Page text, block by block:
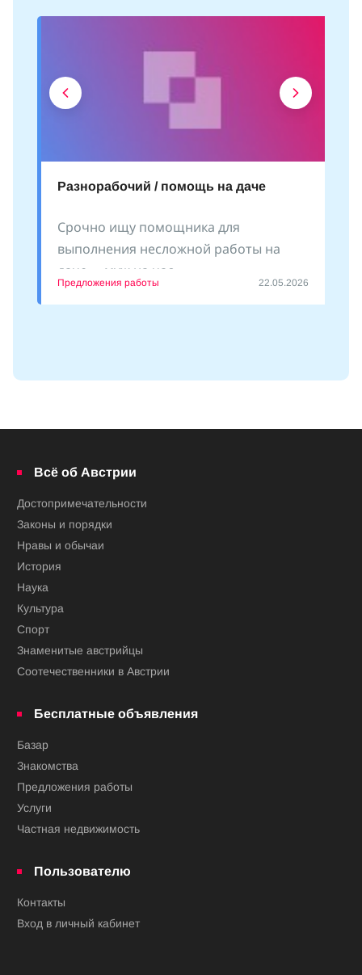
Разнорабочий / помощь на даче
Срочно ищу помощника для
выполнения несложной работы на
даче - «муж на час»
Предложения работы 22.05.2026
Всё об Австрии
Достопримечательности
Законы и порядки
Нравы и обычаи
История
Наука
Культура
Спорт
Знаменитые австрийцы
Соотечественники в Австрии
Бесплатные объявления
Базар
Знакомства
Предложения работы
Услуги
Частная недвижимость
Пользователю
Контакты
Вход в личный кабинет